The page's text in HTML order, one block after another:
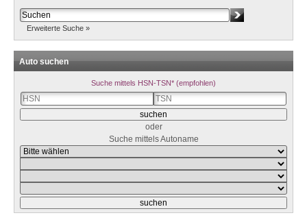
Erweiterte Suche »
Auto suchen
Suche mittels HSN-TSN* (empfohlen)
oder
Suche mittels Autoname